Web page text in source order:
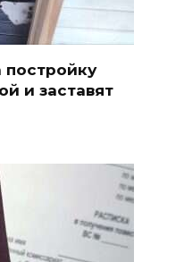
постройку
и заставят